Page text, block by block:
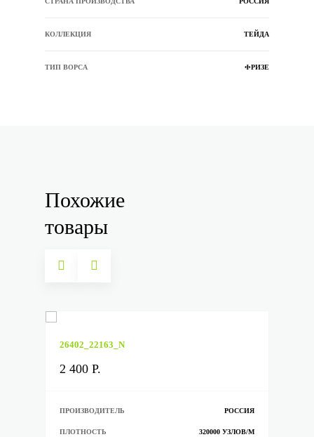
КОЛЛЕКЦИЯ ТЕЙДА
ТИП ВОРСА ФРИЗЕ
Похожие
товары
26402_22163_N
2 400 Р.
ПРОИЗВОДИТЕЛЬ РОССИЯ
ПЛОТНОСТЬ 320000 УЗЛОВ/М
26402_22163_N
2 400 Р.